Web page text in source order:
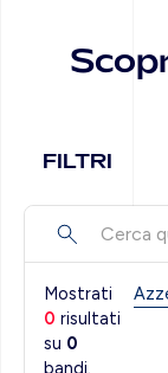
FILTRI
Mostrati
0 risultati
su 0
bandi.